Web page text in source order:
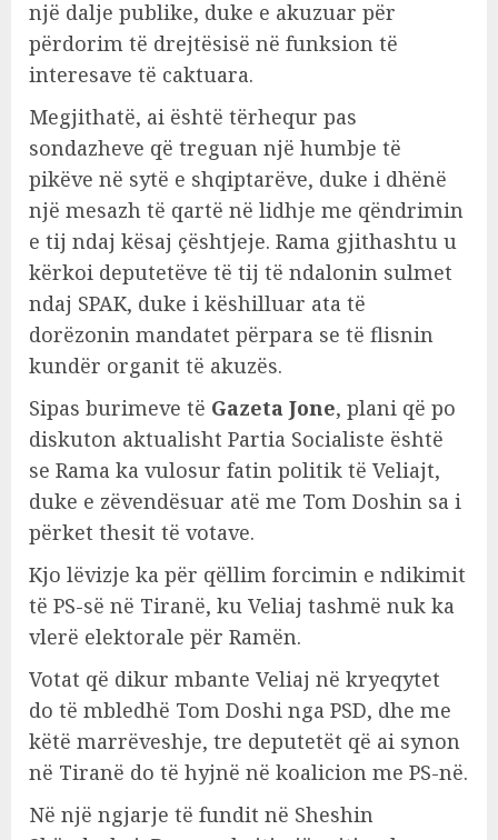
një dalje publike, duke e akuzuar për
përdorim të drejtësisë në funksion të
interesave të caktuara.
Megjithatë, ai është tërhequr pas
sondazheve që treguan një humbje të
pikëve në sytë e shqiptarëve, duke i dhënë
një mesazh të qartë në lidhje me qëndrimin
e tij ndaj kësaj çështjeje. Rama gjithashtu u
kërkoi deputetëve të tij të ndalonin sulmet
ndaj SPAK, duke i këshilluar ata të
dorëzonin mandatet përpara se të flisnin
kundër organit të akuzës.
Sipas burimeve të Gazeta Jone, plani që po
diskuton aktualisht Partia Socialiste është
se Rama ka vulosur fatin politik të Veliajt,
duke e zëvendësuar atë me Tom Doshin sa i
përket thesit të votave.
Kjo lëvizje ka për qëllim forcimin e ndikimit
të PS-së në Tiranë, ku Veliaj tashmë nuk ka
vlerë elektorale për Ramën.
Votat që dikur mbante Veliaj në kryeqytet
do të mbledhë Tom Doshi nga PSD, dhe me
këtë marrëveshje, tre deputetët që ai synon
në Tiranë do të hyjnë në koalicion me PS-në.
Në një ngjarje të fundit në Sheshin